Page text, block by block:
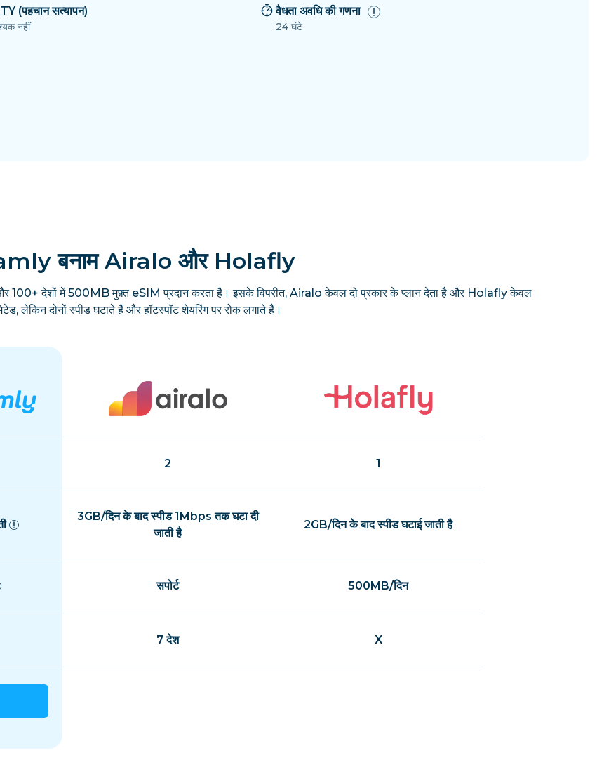
(पहचान सत्यापन)
नहीं
वैधता अवधि की गणना
24 घंटे
बनाम Airalo और Holafly
100+ देशों में 500MB मुफ़्त eSIM प्रदान करता है। इसके विपरीत, Airalo केवल दो प्रकार के प्लान देता है और Holafly केवल
लेकिन दोनों स्पीड घटाते हैं और हॉटस्पॉट शेयरिंग पर रोक लगाते हैं।
2 1
3GB/दिन के बाद स्पीड 1Mbps तक घटा दी
जाती है
2GB/दिन के बाद स्पीड घटाई जाती है
सपोर्ट 500MB/दिन
7 देश X